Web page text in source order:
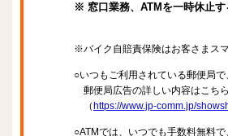
※ 窓口業務、ATMを一時休止す
※バイク自賠責保険はお客さまス
○いつもご利用されている郵便局
郵便局広告の詳しい内容はこち
（ https://www.jp-comm.jp/
○ATMでは、いつでも手数料無料